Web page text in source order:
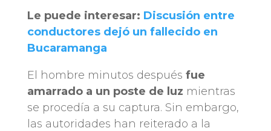
Le puede interesar: Discusión entre
conductores dejó un fallecido en
Bucaramanga
El hombre minutos después fue
amarrado a un poste de luz mientras
se procedía a su captura. Sin embargo,
las autoridades han reiterado a la